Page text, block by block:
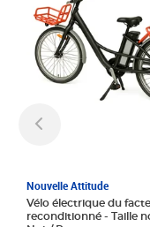
Nouvelle Attitude
Vélo électrique du
reconditionné - Taille normale -